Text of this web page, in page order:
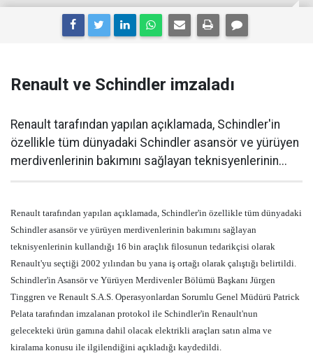
Renault ve Schindler imzaladı
Renault tarafından yapılan açıklamada, Schindler'in
özellikle tüm dünyadaki Schindler asansör ve yürüyen
merdivenlerinin bakımını sağlayan teknisyenlerinin...
Renault tarafından yapılan açıklamada, Schindler'in özellikle tüm dünyadaki
Schindler asansör ve yürüyen merdivenlerinin bakımını sağlayan
teknisyenlerinin kullandığı 16 bin araçlık filosunun tedarikçisi olarak
Renault'yu seçtiği 2002 yılından bu yana iş ortağı olarak çalıştığı belirtildi.
Schindler'in Asansör ve Yürüyen Merdivenler Bölümü Başkanı Jürgen
Tinggren ve Renault S.A.S. Operasyonlardan Sorumlu Genel Müdürü Patrick
Pelata tarafından imzalanan protokol ile Schindler'in Renault'nun
gelecekteki ürün gamına dahil olacak elektrikli araçları satın alma ve
kiralama konusu ile ilgilendiğini açıkladığı kaydedildi.